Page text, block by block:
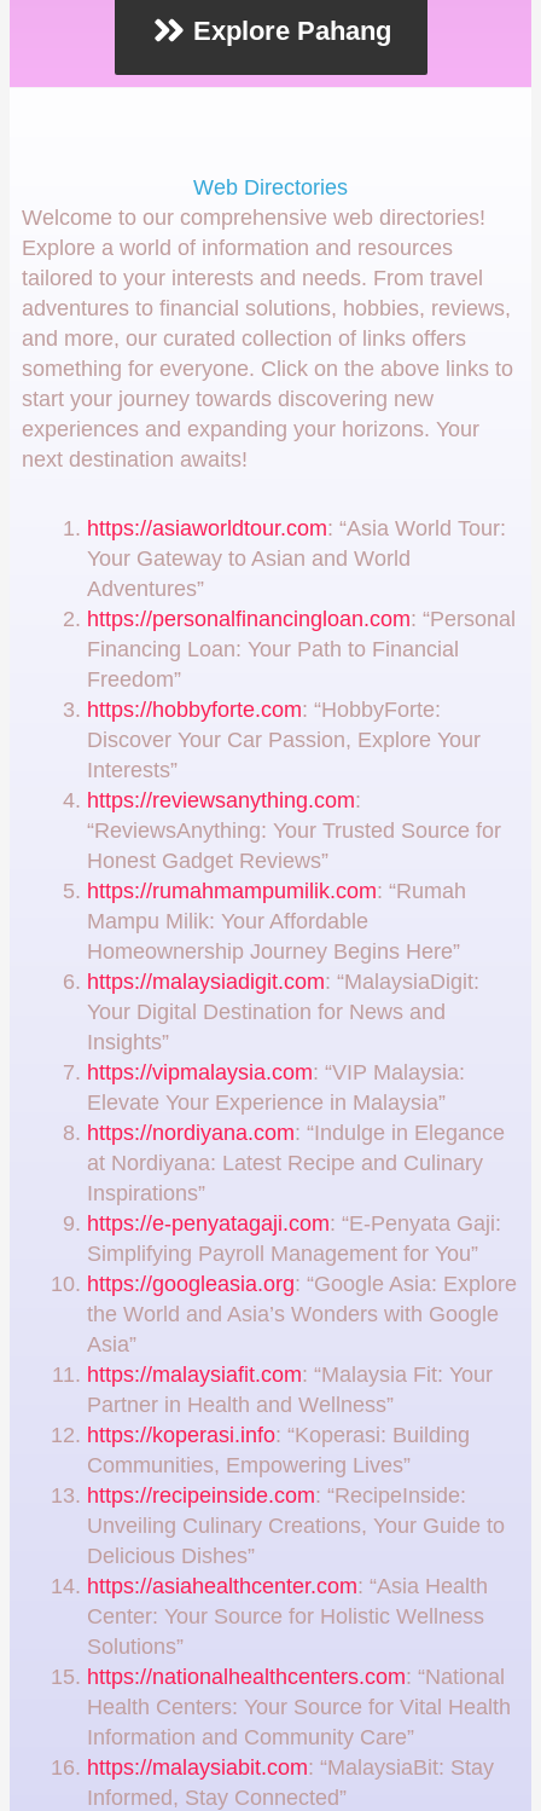
Explore Pahang
Web Directories
Welcome to our comprehensive web directories!
Explore a world of information and resources
tailored to your interests and needs. From travel
adventures to financial solutions, hobbies, reviews,
and more, our curated collection of links offers
something for everyone. Click on the above links to
start your journey towards discovering new
experiences and expanding your horizons. Your
next destination awaits!
https://asiaworldtour.com: “Asia World Tour:
Your Gateway to Asian and World
Adventures”
https://personalfinancingloan.com: “Personal
Financing Loan: Your Path to Financial
Freedom”
https://hobbyforte.com: “HobbyForte:
Discover Your Car Passion, Explore Your
Interests”
https://reviewsanything.com:
“ReviewsAnything: Your Trusted Source for
Honest Gadget Reviews”
https://rumahmampumilik.com: “Rumah
Mampu Milik: Your Affordable
Homeownership Journey Begins Here”
https://malaysiadigit.com: “MalaysiaDigit:
Your Digital Destination for News and
Insights”
https://vipmalaysia.com: “VIP Malaysia:
Elevate Your Experience in Malaysia”
https://nordiyana.com: “Indulge in Elegance
at Nordiyana: Latest Recipe and Culinary
Inspirations”
https://e-penyatagaji.com: “E-Penyata Gaji:
Simplifying Payroll Management for You”
https://googleasia.org: “Google Asia: Explore
the World and Asia’s Wonders with Google
Asia”
https://malaysiafit.com: “Malaysia Fit: Your
Partner in Health and Wellness”
https://koperasi.info: “Koperasi: Building
Communities, Empowering Lives”
https://recipeinside.com: “RecipeInside:
Unveiling Culinary Creations, Your Guide to
Delicious Dishes”
https://asiahealthcenter.com: “Asia Health
Center: Your Source for Holistic Wellness
Solutions”
https://nationalhealthcenters.com: “National
Health Centers: Your Source for Vital Health
Information and Community Care”
https://malaysiabit.com: “MalaysiaBit: Stay
Informed, Stay Connected”